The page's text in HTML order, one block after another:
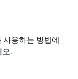
사용하는 방법에
오.